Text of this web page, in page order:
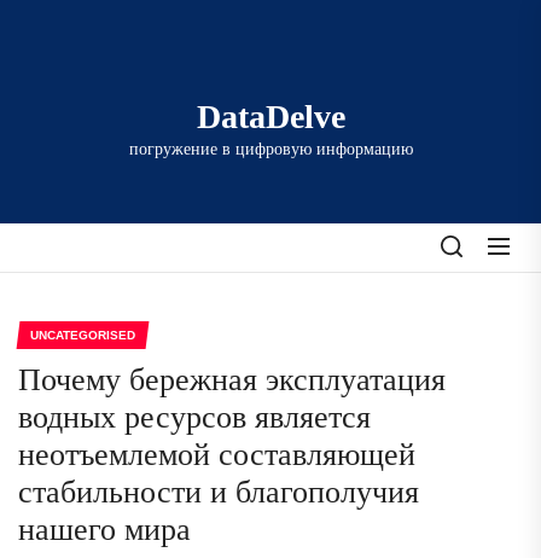
DataDelve
погружение в цифровую информацию
UNCATEGORISED
Почему бережная эксплуатация
водных ресурсов является
неотъемлемой составляющей
стабильности и благополучия
нашего мира